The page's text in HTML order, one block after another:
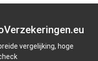
vergelijking, hoge